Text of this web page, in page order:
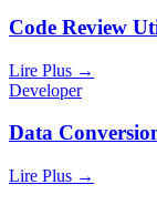
Code Review
Lire Plus →
Developer
Data
Lire Plus →